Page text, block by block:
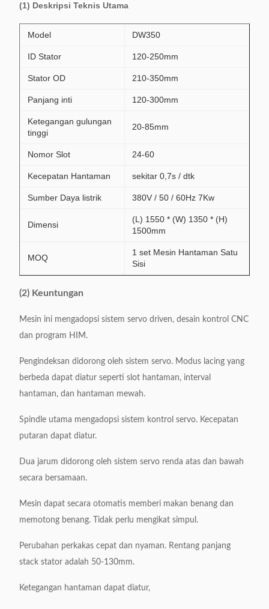
(1) Deskripsi Teknis Utama
Model DW350
ID Stator 120-250mm
Stator OD 210-350mm
Panjang inti 120-300mm
Ketegangan gulungan
tinggi
20-85mm
Nomor Slot 24-60
Kecepatan Hantaman sekitar 0,7s / dtk
Sumber Daya listrik 380V / 50 / 60Hz 7Kw
Dimensi
(L) 1550 * (W) 1350 * (H)
1500mm
MOQ
1 set Mesin Hantaman Satu
Sisi
(2) Keuntungan
Mesin ini mengadopsi sistem servo driven, desain kontrol CNC
dan program HIM.
Pengindeksan didorong oleh sistem servo. Modus lacing yang
berbeda dapat diatur seperti slot hantaman, interval
hantaman, dan hantaman mewah.
Spindle utama mengadopsi sistem kontrol servo. Kecepatan
putaran dapat diatur.
Dua jarum didorong oleh sistem servo renda atas dan bawah
secara bersamaan.
Mesin dapat secara otomatis memberi makan benang dan
memotong benang.
Tidak perlu mengikat simpul.
Perubahan perkakas cepat dan nyaman. Rentang panjang
stack stator adalah 50-130mm.
Ketegangan hantaman dapat diatur,